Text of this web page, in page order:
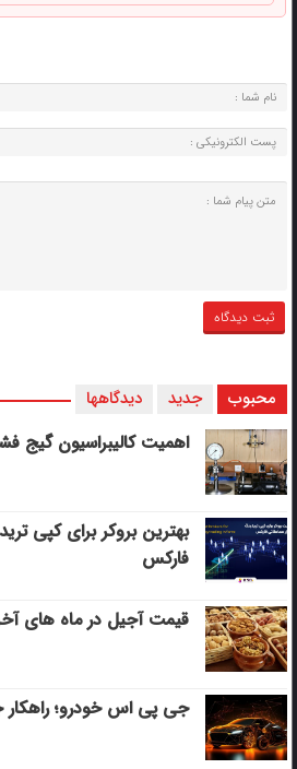
محبوب جدید دیدگاهها
اهمیت کالیبراسیون گیج
بهترین بروکر برای کپی‌
فارکس
قیمت آجیل در ماه های
جی پی اس خودرو؛ راهکار